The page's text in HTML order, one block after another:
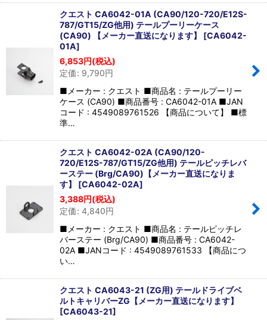
クエスト CA6042-01A (CA90/120-720/E12S-
787/GT15/ZG他用) テールプーリーケース
(CA90) 【メーカー直送になります】 [CA6042-
01A]
6,853円(税込)
定価: 9,790円
■メーカー : クエスト ■商品名 : テールプーリー
ケース (CA90) ■商品番号 : CA6042-01A ■JAN
コード : 4549089761526 【商品について】 ■標
準…
クエスト CA6042-02A (CA90/120-
720/E12S-787/GT15/ZG他用) テールピッチレバ
ーステー (Brg/CA90)【メーカー直送になりま
す】 [CA6042-02A]
3,388円(税込)
定価: 4,840円
■メーカー : クエスト ■商品名 : テールピッチレ
バーステー (Brg/CA90) ■商品番号 : CA6042-
02A ■JANコード : 4549089761533 【商品につ
い…
クエスト CA6043-21 (ZG用) テールドライブベ
ルトキャリバーZG【メーカー直送になります】
[CA6043-21]